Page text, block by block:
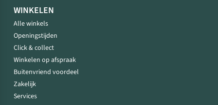
WINKELEN
Alle winkels
Openingstijden
Click & collect
Winkelen op afspraak
Buitenvriend voordeel
Zakelijk
Services